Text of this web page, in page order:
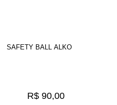
SAFETY BALL ALKO
R$ 90,00